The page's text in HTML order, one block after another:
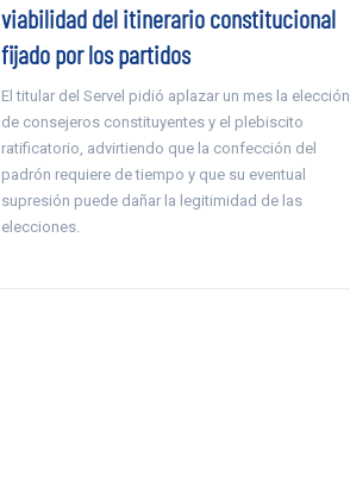
viabilidad del itinerario constitucional
fijado por los partidos
El titular del Servel pidió aplazar un mes la elección
de consejeros constituyentes y el plebiscito
ratificatorio, advirtiendo que la confección del
padrón requiere de tiempo y que su eventual
supresión puede dañar la legitimidad de las
elecciones.